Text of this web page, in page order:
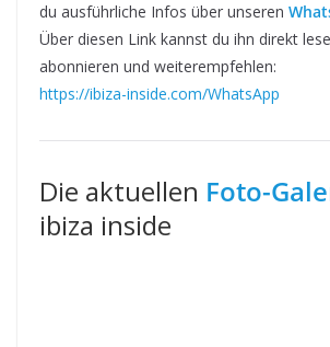
du ausführliche Infos über unseren
Über diesen Link kannst du ihn direkt
abonnieren und weiterempfehlen:
https://ibiza-inside.com/WhatsApp
Die aktuellen Foto-
ibiza inside